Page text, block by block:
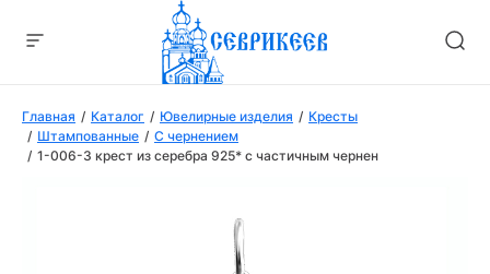
Главная Каталог Ювелирные изделия
Кресты
Штампованные
С чернением
1-006-3 крест из серебра 925* с частичным чернен